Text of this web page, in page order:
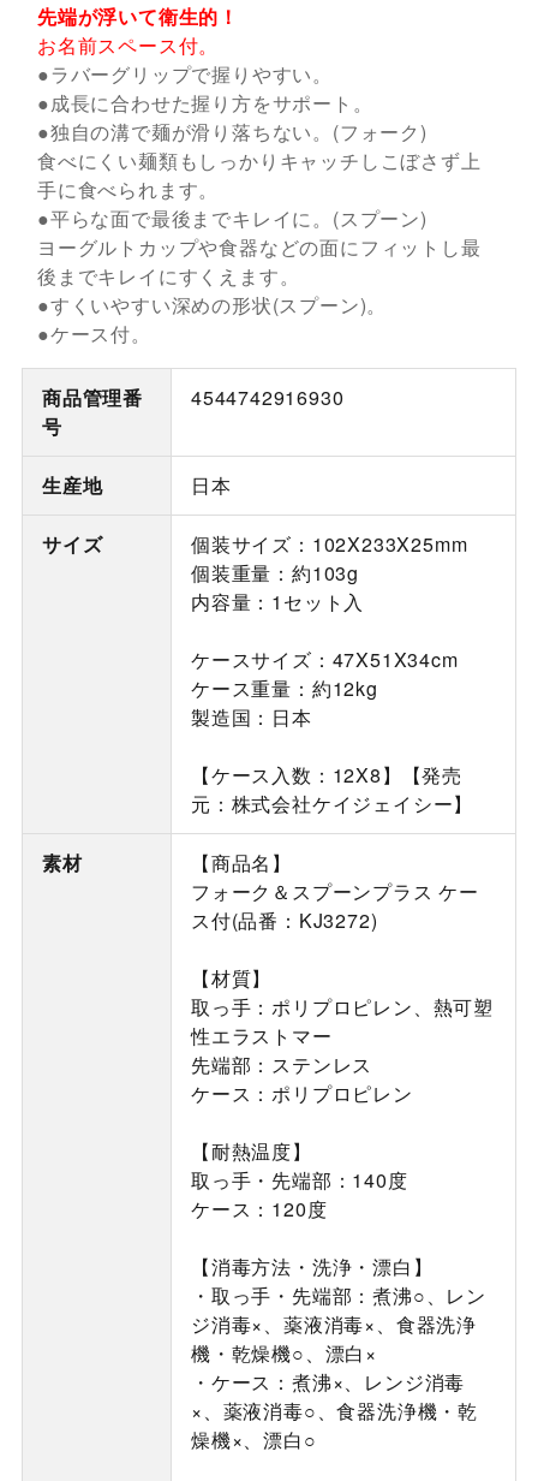
先端が浮いて衛生的！
お名前スペース付。
●ラバーグリップで握りやすい。
●成長に合わせた握り方をサポート。
●独自の溝で麺が滑り落ちない。(フォーク)
食べにくい麺類もしっかりキャッチしこぼさず上
手に食べられます。
●平らな面で最後までキレイに。(スプーン)
ヨーグルトカップや食器などの面にフィットし最
後までキレイにすくえます。
●すくいやすい深めの形状(スプーン)。
●ケース付。
商品管理番
号
4544742916930
生産地 日本
サイズ
個装サイズ：102X233X25mm
個装重量：約103g
内容量：1セット入
ケースサイズ：47X51X34cm
ケース重量：約12kg
製造国：日本
【ケース入数：12X8】【発売
元：株式会社ケイジェイシー】
素材
【商品名】
フォーク＆スプーンプラス ケー
ス付(品番：KJ3272)
【材質】
取っ手：ポリプロピレン、熱可塑
性エラストマー
先端部：ステンレス
ケース：ポリプロピレン
【耐熱温度】
取っ手・先端部：140度
ケース：120度
【消毒方法・洗浄・漂白】
・取っ手・先端部：煮沸○、レン
ジ消毒×、薬液消毒×、食器洗浄
機・乾燥機○、漂白×
・ケース：煮沸×、レンジ消毒
×、薬液消毒○、食器洗浄機・乾
燥機×、漂白○